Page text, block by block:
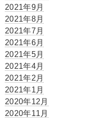
2021年9月
2021年8月
2021年7月
2021年6月
2021年5月
2021年4月
2021年2月
2021年1月
2020年12月
2020年11月